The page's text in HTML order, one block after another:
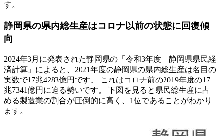
す。
静岡県の県内総生産はコロナ以前の状態に回復傾
向
2024年3月に発表された静岡県の「令和3年度 静岡県県民経
済計算」によると、2021年度の静岡県の県内総生産は名目の
実数で17兆4283億円です。 これはコロナ前の2019年度の17
兆7341億円に迫る勢いです。 下図を見ると県民総生産に占
める製造業の割合が圧倒的に高く、1位であることがわかり
ます。